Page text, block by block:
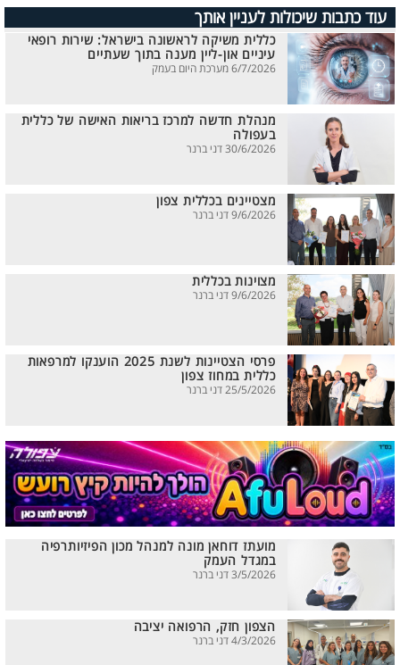
עוד כתבות שיכולות לעניין אותך
כללית משיקה לראשונה בישראל: שירות רופאי
עיניים און-ליין מענה בתוך שעתיים
6/7/2026 מערכת היום בעמק
מנהלת חדשה למרכז בריאות האישה של כללית
בעפולה
30/6/2026 דני ברנר
מצטיינים בכללית צפון
9/6/2026 דני ברנר
מצוינות בכללית
9/6/2026 דני ברנר
פרסי הצטיינות לשנת 2025 הוענקו למרפאות
כללית במחוז צפון
25/5/2026 דני ברנר
מועתז דוחאן מונה למנהל מכון הפיזיותרפיה
במגדל העמק
3/5/2026 דני ברנר
הצפון חזק, הרפואה יציבה
4/3/2026 דני ברנר